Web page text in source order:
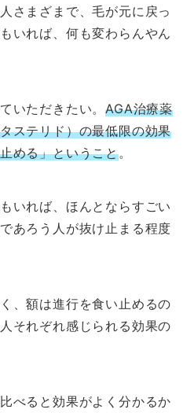
さまざまで、毛が元に戻っ
いれば、何も変わらんやん
いただきたい。AGA治療薬
ステリド）の最低限の効果
める」ということ。
いれば、ほんとならすごい
あろう人が抜け止まる程度
、額は進行を食い止めるの
それぞれ感じられる効果の
べると効果がよく分かるか